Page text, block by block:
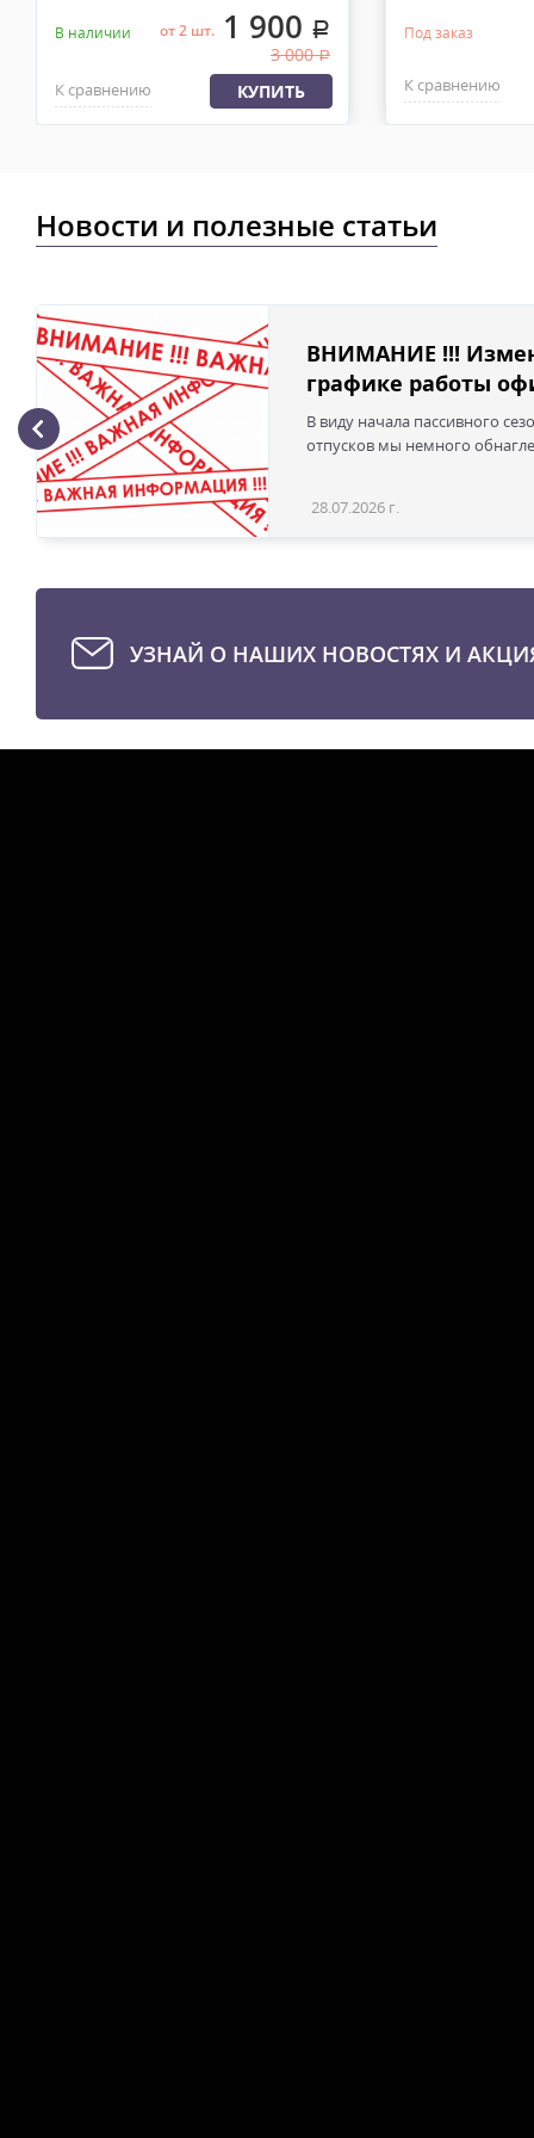
В наличии от 2 шт.1 900 .
3 000.
К сравнению КУПИТЬ
Под заказ
К сравнению
Новости и полезные статьи
ВНИМАНИЕ !!!
графике работы
В виду начала пассивного
отпусков мы немного
28.07.2026 г.
УЗНАЙ О НАШИХ НОВОСТЯХ И